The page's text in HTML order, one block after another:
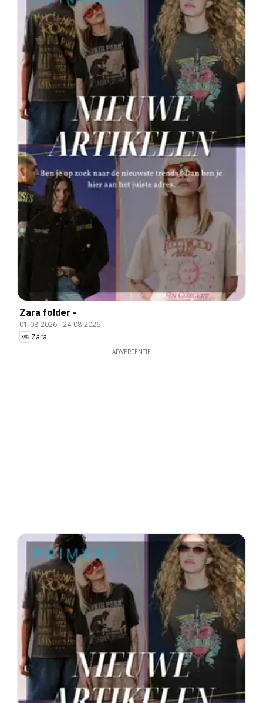
Zara folder -
01-08-2026-24-08-2026
Zara
ADVERTENTIE